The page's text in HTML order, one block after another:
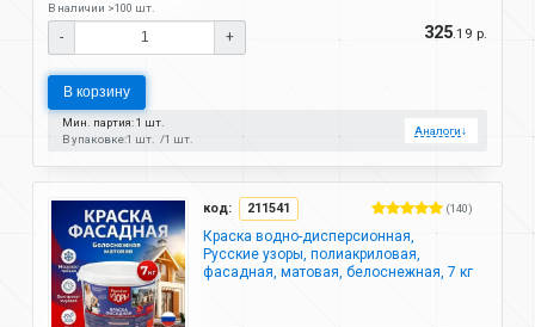
В наличии >100 шт.
- + 325.19 р.
В корзину
Мин. партия: 1 шт.
В упаковке:1 шт. 1 шт.
Аналоги↓
код: 211541 (140)
Краска водно-дисперсионная,
Русские узоры, полиакриловая,
фасадная, матовая, белоснежная, 7 кг